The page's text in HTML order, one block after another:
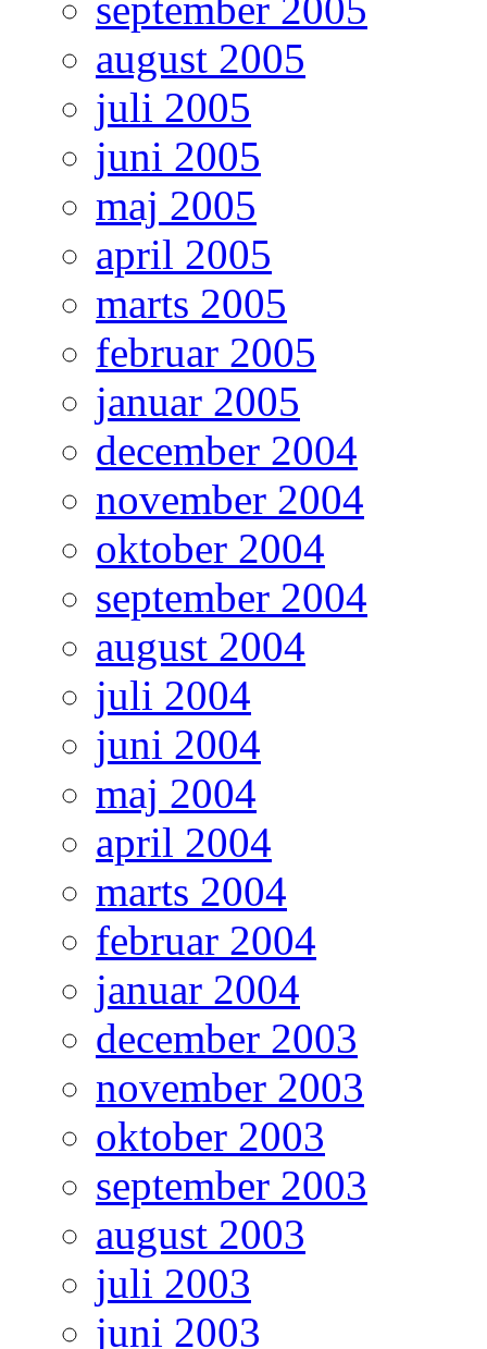
august 2005
juli 2005
juni 2005
maj 2005
april 2005
marts 2005
februar 2005
januar 2005
december 2004
november 2004
oktober 2004
september 2004
august 2004
juli 2004
juni 2004
maj 2004
april 2004
marts 2004
februar 2004
januar 2004
december 2003
november 2003
oktober 2003
september 2003
august 2003
juli 2003
juni 2003